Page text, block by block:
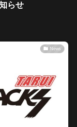
らせ
News